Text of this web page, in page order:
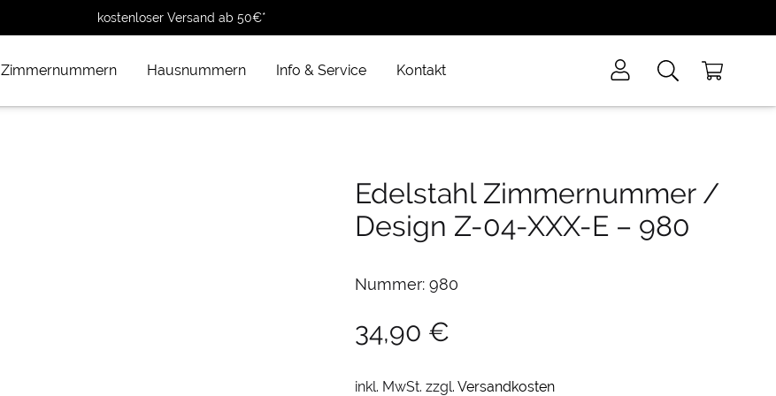
kostenloser Versand ab 50€*
Zimmernummern Hausnummern Info & Service Kontakt
Edelstahl Zimmernummer /
Design Z-04-XXX-E– 980
Nummer: 980
34,90 €
inkl. MwSt. zzgl. Versandkosten